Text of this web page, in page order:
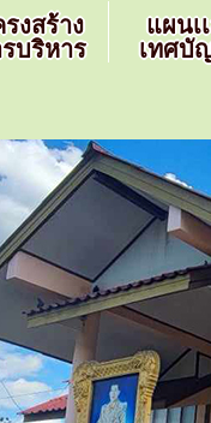
งสร้าง
บริหาร
แผนเ
เทศบั